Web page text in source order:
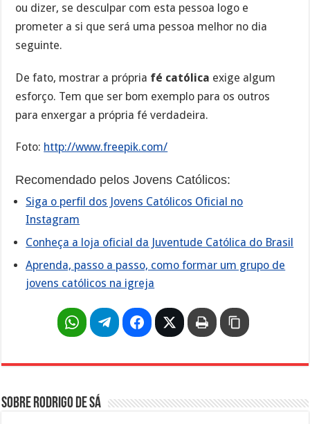
ou dizer, se desculpar com esta pessoa logo e
prometer a si que será uma pessoa melhor no dia
seguinte.
De fato, mostrar a própria fé católica exige algum
esforço. Tem que ser bom exemplo para os outros
para enxergar a própria fé verdadeira.
Foto: http://www.freepik.com/
Recomendado pelos Jovens Católicos:
Siga o perfil dos Jovens Católicos Oficial no
Instagram
Conheça a loja oficial da Juventude Católica do Brasil
Aprenda, passo a passo, como formar um grupo de
jovens católicos na igreja
Sobre Rodrigo de Sá